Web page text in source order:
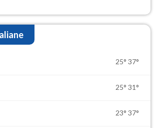
25° 37°
25° 31°
23° 37°